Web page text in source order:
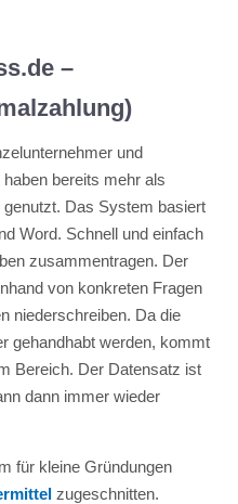
–
und
bereits mehr als
Das System basiert
Word. Schnell und einfach
zusammentragen. Der
von konkreten Fragen
niederschreiben. Da die
gehandhabt werden, kommt
Bereich. Der Datensatz ist
dann immer wieder
für kleine Gründungen
zugeschnitten.